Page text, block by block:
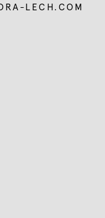
LECH. COM